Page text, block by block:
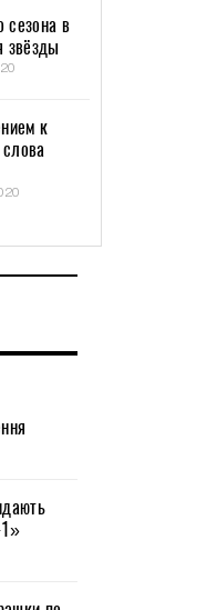
сезона в
звёзды
к